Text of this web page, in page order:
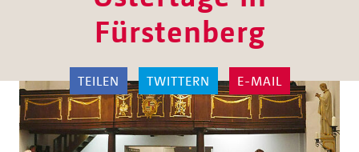
Fürstenberg
TEILEN TWITTERN E-MAIL